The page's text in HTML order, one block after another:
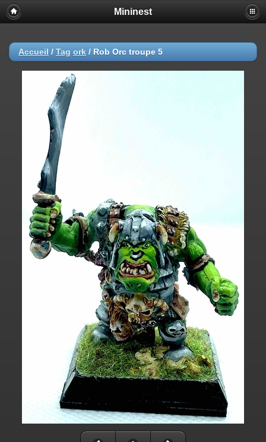
Mininest
Accueil / Tag ork / Rob Orc troupe 5